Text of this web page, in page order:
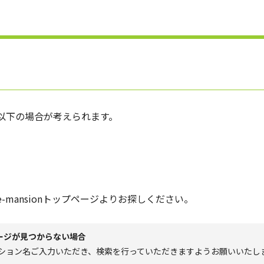
の場合が考えられます。
トップページよりお探しください。
が見つからない場合
ン名ご入力いただき、検索を行っていただきますようお願いいたし